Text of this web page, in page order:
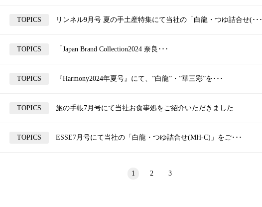
TOPICS リンネル9月号 夏の手土産特集にて当社の「白龍・つゆ詰合せ(･･･
TOPICS 「Japan Brand Collection2024 奈良･･･
TOPICS 『Harmony2024年夏号』にて、”白龍”・”華三彩”を･･･
TOPICS 旅の手帳7月号にて当社お食事処をご紹介いただきました
TOPICS ESSE7月号にて当社の「白龍・つゆ詰合せ(MH-C)」をご･･･
1 2 3